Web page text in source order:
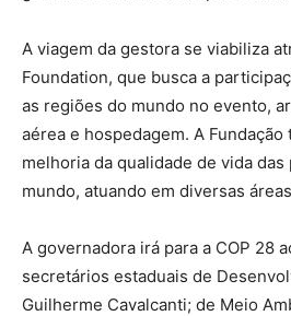
A viagem da gestora se viabiliza
Foundation, que busca a
as regiões do mundo no evento,
aérea e hospedagem. A Fundação
melhoria da qualidade de vida
mundo, atuando em diversas
A governadora irá para a COP 28
secretários estaduais de
Guilherme Cavalcanti; de Meio